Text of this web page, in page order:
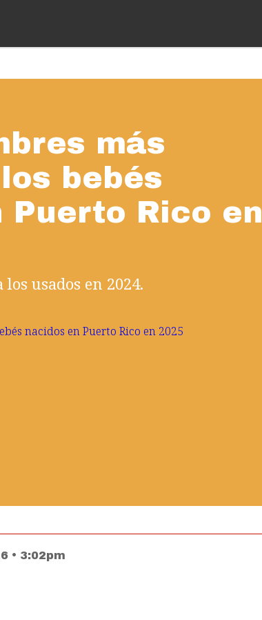
más
bebés
Puerto Rico en
usados en 2024.
• 3:02pm